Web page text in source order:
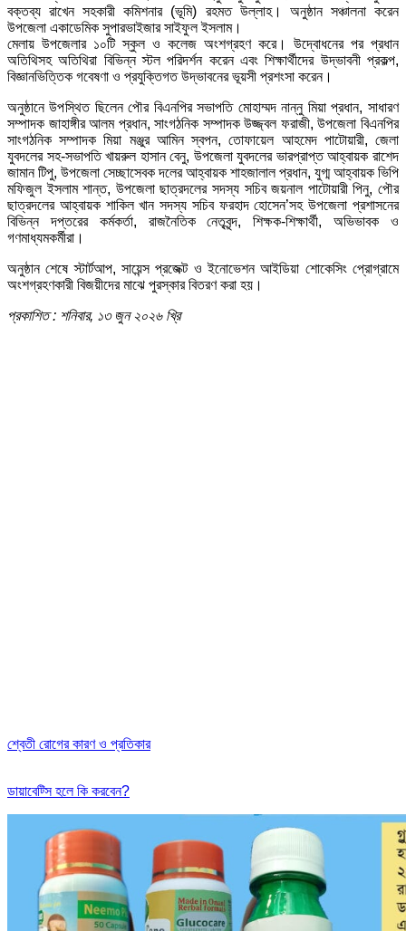
বক্তব্য রাখেন সহকারী কমিশনার (ভূমি) রহমত উল্লাহ। অনুষ্ঠান সঞ্চালনা করেন
উপজেলা একাডেমিক সুপারভাইজার সাইফুল ইসলাম।
মেলায় উপজেলার ১০টি স্কুল ও কলেজ অংশগ্রহণ করে। উদ্বোধনের পর প্রধান
অতিথিসহ অতিথিরা বিভিন্ন স্টল পরিদর্শন করেন এবং শিক্ষার্থীদের উদ্ভাবনী প্রকল্প,
বিজ্ঞানভিত্তিক গবেষণা ও প্রযুক্তিগত উদ্ভাবনের ভূয়সী প্রশংসা করেন।
অনুষ্ঠানে উপস্থিত ছিলেন পৌর বিএনপির সভাপতি মোহাম্মদ নান্নু মিয়া প্রধান, সাধারণ
সম্পাদক জাহাঙ্গীর আলম প্রধান, সাংগঠনিক সম্পাদক উজ্জ্বল ফরাজী, উপজেলা বিএনপির
সাংগঠনিক সম্পাদক মিয়া মঞ্জুর আমিন স্বপন, তোফায়েল আহমেদ পাটোয়ারী, জেলা
যুবদলের সহ-সভাপতি খায়রুল হাসান বেনু, উপজেলা যুবদলের ভারপ্রাপ্ত আহ্বায়ক রাশেদ
জামান টিপু, উপজেলা সেচ্ছাসেবক দলের আহ্বায়ক শাহজালাল প্রধান, যুগ্ম আহ্বায়ক ভিপি
মফিজুল ইসলাম শান্ত, উপজেলা ছাত্রদলের সদস্য সচিব জয়নাল পাটোয়ারী পিনু, পৌর
ছাত্রদলের আহ্বায়ক শাকিল খান সদস্য সচিব ফরহাদ হোসেন’সহ উপজেলা প্রশাসনের
বিভিন্ন দপ্তরের কর্মকর্তা, রাজনৈতিক নেতৃবৃন্দ, শিক্ষক-শিক্ষার্থী, অভিভাবক ও
গণমাধ্যমকর্মীরা।
অনুষ্ঠান শেষে স্টার্টআপ, সায়েন্স প্রজেক্ট ও ইনোভেশন আইডিয়া শোকেসিং প্রোগ্রামে
অংশগ্রহণকারী বিজয়ীদের মাঝে পুরস্কার বিতরণ করা হয়।
প্রকাশিত : শনিবার, ১৩ জুন ২০২৬ খ্রি
শ্বেতী রোগের কারণ ও প্রতিকার
ডায়াবেট্সি হলে কি করবেন?